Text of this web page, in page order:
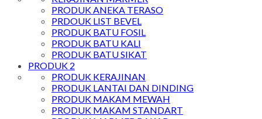
PRODUK ANEKA TERASO
PRDOUK LIST BEVEL
PRODUK BATU FOSIL
PRODUK BATU KALI
PRODUK BATU SIKAT
PRODUK 2
PRODUK KERAJINAN
PRODUK LANTAI DAN DINDING
PRODUK MAKAM MEWAH
PRODUK MAKAM STANDART